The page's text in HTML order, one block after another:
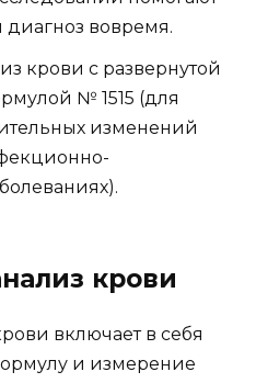
диагноз вовремя.
крови с развернутой
№ 1515 (для
изменений
крови
включает в себя
и измерение